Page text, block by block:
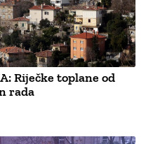
Riječke toplane od
rada